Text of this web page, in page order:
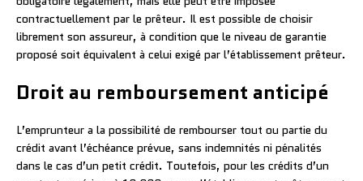
contractuellement par le prêteur. Il est possible de choisir
librement son assureur, à condition que le niveau de garantie
proposé soit équivalent à celui exigé par l’établissement prêteur.
Droit au remboursement anticipé
L’emprunteur a la possibilité de rembourser tout ou partie du
crédit avant l’échéance prévue, sans indemnités ni pénalités
dans le cas d’un petit crédit. Toutefois, pour les crédits d’un